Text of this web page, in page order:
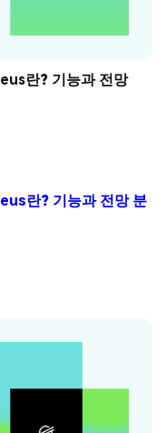
란? 기능과 전망
란? 기능과 전망 분